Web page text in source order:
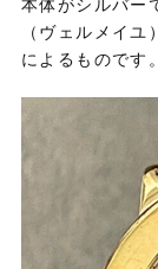
本体がシルバー
（ヴェルメイ
によるものです。